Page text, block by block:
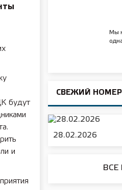
будут
и
Мы
СВЕЖИЙ НОМЕР
28.02.2026
ВСЕ